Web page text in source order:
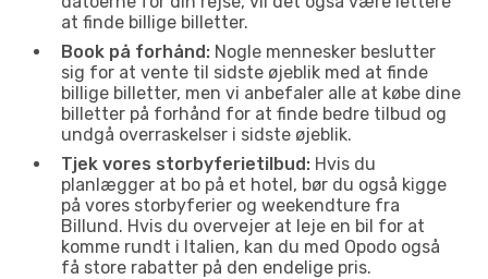
at finde billige billetter.
Book på forhånd: Nogle mennesker beslutter
sig for at vente til sidste øjeblik med at finde
billige billetter, men vi anbefaler alle at købe dine
billetter på forhånd for at finde bedre tilbud og
undgå overraskelser i sidste øjeblik.
Tjek vores storbyferietilbud: Hvis du
planlægger at bo på et hotel, bør du også kigge
på vores storbyferier og weekendture fra
Billund. Hvis du overvejer at leje en bil for at
komme rundt i Italien, kan du med Opodo også
få store rabatter på den endelige pris.